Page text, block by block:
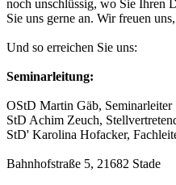
noch unschlüssig, wo Sie Ihren
Sie uns gerne an. Wir freuen
Und so erreichen Sie uns:
Seminarleitung:
OStD Martin Gäb, Seminarleiter
StD Achim Zeuch,
StD' Karolina Hofacker,
Bahnhofstraße 5, 21682 Stade